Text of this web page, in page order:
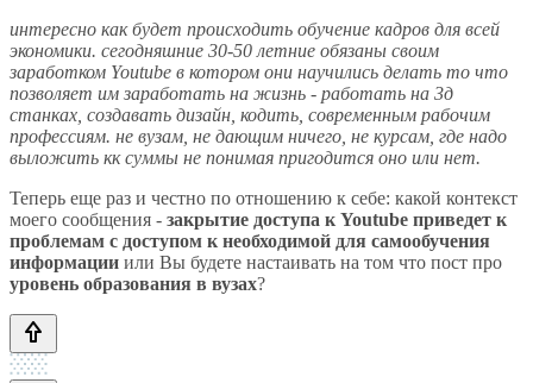
интересно как будет происходить обучение кадров для всей
экономики. сегодняшние 30-50 летние обязаны своим
заработком Youtube в котором они научились делать то что
позволяет им заработать на жизнь - работать на 3д
станках, создавать дизайн, кодить, современным рабочим
профессиям. не вузам, не дающим ничего, не курсам, где надо
выложить кк суммы не понимая пригодится оно или нет.
Теперь еще раз и честно по отношению к себе: какой контекст
моего сообщения - закрытие доступа к Youtube приведет к
проблемам с доступом к необходимой для самообучения
информации или Вы будете настаивать на том что пост про
уровень образования в вузах?